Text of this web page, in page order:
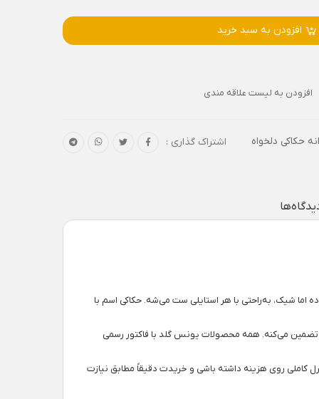
افزودن به سبد خرید
افزودن به لیست علاقه مندی
حکاکی دلخواه اشتراک گذاری :
شیک، به‌راحتی با هر استایلی ست می‌شه. حکاکی اسم با
می‌کنه. همه محصولات یونس گلد با فاکتور رسمی
کاملی روی هزینه داشته باشی و خریدت دقیقاً مطابق نیازت